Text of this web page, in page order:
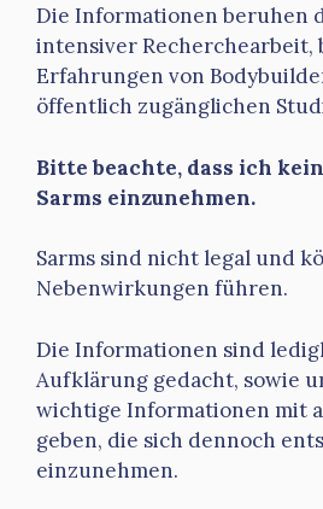
Die Informationen beruhen
intensiver Recherchearbeit,
Erfahrungen von
öffentlich zugänglichen
Bitte beachte, dass ich
Sarms einzunehmen.
Sarms sind nicht legal und
Nebenwirkungen führen.
Die Informationen sind
Aufklärung gedacht, sowie
wichtige Informationen mit
geben, die sich dennoch
einzunehmen.